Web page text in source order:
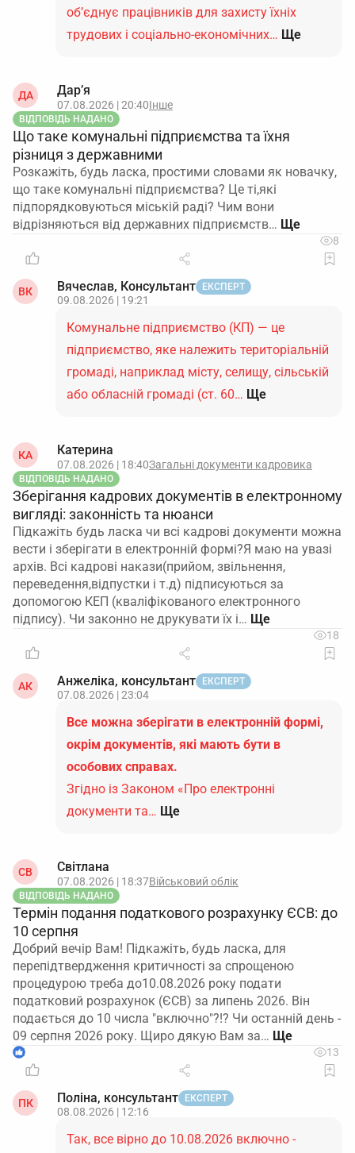
об’єднує працівників для захисту їхніх
трудових і соціально-економічних… Ще
ДА Дар’я
07.08.2026 | 20:40Інше
ВІДПОВІДЬ НАДАНО
Що таке комунальні підприємства та їхня
різниця з державними
Розкажіть, будь ласка, простими словами як новачку,
що таке комунальні підприємства? Це ті,які
підпорядковуються міській раді? Чим вони
відрізняються від державних підприємств…
8
ВК Вячеслав, Консультант ЕКСПЕРТ
09.08.2026 | 19:21
Комунальне підприємство (КП) — це
підприємство, яке належить територіальній
громаді, наприклад місту, селищу, сільській
або обласній громаді (ст. 60… Ще
КА Катерина
07.08.2026 | 18:40Загальні документи кадровика
ВІДПОВІДЬ НАДАНО
Зберігання кадрових документів в електронному
вигляді: законність та нюанси
Підкажіть будь ласка чи всі кадрові документи можна
вести і зберігати в електронній формі?Я маю на увазі
архів. Всі кадрові накази(прийом, звільнення,
переведення,відпустки і т.д) підписуються за
допомогою КЕП (кваліфікованого електронного
підпису). Чи законно не друкувати їх і…
18
АК Анжеліка, консультант ЕКСПЕРТ
07.08.2026 | 23:04
Все можна зберігати в електронній формі,
окрім документів, які мають бути в
особових справах.
Згідно із Законом «Про електронні
документи та… Ще
СВ Світлана
07.08.2026 | 18:37Військовий облік
ВІДПОВІДЬ НАДАНО
Термін подання податкового розрахунку ЄСВ: до
10 серпня
Добрий вечір Вам! Підкажіть, будь ласка, для
перепідтвердження критичності за спрощеною
процедурою треба до10.08.2026 року подати
податковий розрахунок (ЄСВ) за липень 2026. Він
подається до 10 числа "включно"?!? Чи останній день -
09 серпня 2026 року. Щиро дякую Вам за…
1 13
ПК Поліна, консультант ЕКСПЕРТ
08.08.2026 | 12:16
Так, все вірно до 10.08.2026 включно -